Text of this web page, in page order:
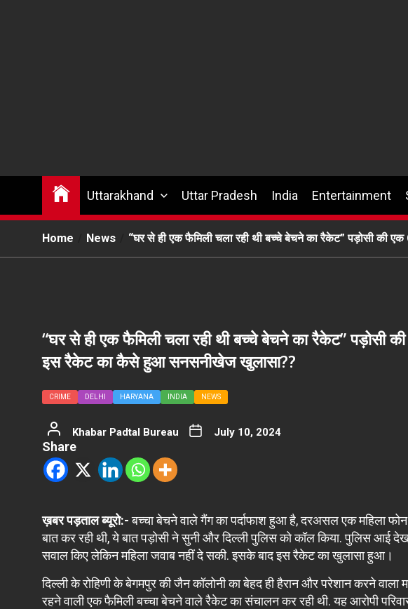
Uttarakhand Uttar Pradesh India Entertainment
Home News “घर से ही एक फैमिली चला रही थी बच्‍चे बेचने का रैकेट” पड़ोसी
“घर से ही एक फैमिली चला रही थी बच्‍चे बेचने का रैकेट” पड़ोसी
इस रैकेट का कैसे हुआ सनसनीखेज खुलासा??
CRIME DELHI HARYANA INDIA NEWS
Khabar Padtal Bureau July 10, 2024
Share
ख़बर पड़ताल ब्यूरो:-बच्चा बेचने वाले गैंग का पर्दाफाश हुआ है, दरअसल एक महिला
बात कर रही थी, ये बात पड़ोसी ने सुनी और दिल्ली पुलिस को कॉल किया. पुलिस
सवाल किए लेकिन महिला जवाब नहीं दे सकी. इसके बाद इस रैकेट का खुलासा हुआ।
दिल्ली के रोहिणी के बेगमपुर की जैन कॉलोनी का बेहद ही हैरान और परेशान करने
रहने वाली एक फैमिली बच्चा बेचने वाले रैकेट का संचालन कर रही थी. यह आरोपी